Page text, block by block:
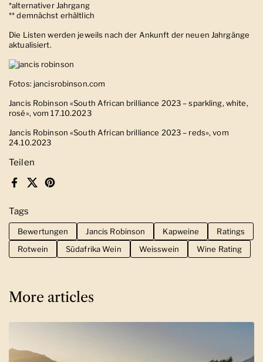
Teilen
Facebook
X (Twitter)Pinterest
Tags
Bewertungen Jancis Robinson Kapweine
Ratings
Rotwein
Südafrika Wein Weisswein Wine Rating
*alternativer Jahrgang
** demnächst erhältlich
Die Listen werden jeweils nach der Ankunft der neuen Jahrgänge
aktualisiert.
Fotos: jancisrobinson.com
Jancis Robinson «South African brilliance 2023 – sparkling, white,
rosé», vom 17.10.2023
Jancis Robinson «South African brilliance 2023 – reds», vom
24.10.2023
More articles